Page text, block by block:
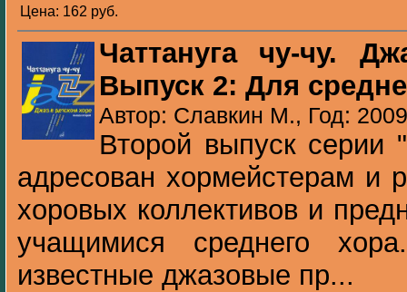
Цена: 162 pуб.
Чаттануга чу-чу.
Выпуск 2: Для
Автор: Славкин М., Год: 2009
Второй выпуск серии
адресован хормейстерам и
хоровых коллективов и
учащимися среднего
известные джазовые пр...